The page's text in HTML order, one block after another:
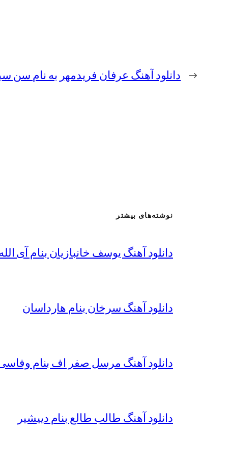
← دانلود آهنگ عرفان فریدمهر به نام سن
نوشته‌های بیشتر
دانلود آهنگ یوسف خانبازیان بنام آی
دانلود آهنگ سرخان بنام هارداسان
دانلود آهنگ مرسل صفر اف بنام
دانلود آهنگ طالب طالع بنام دییشیر